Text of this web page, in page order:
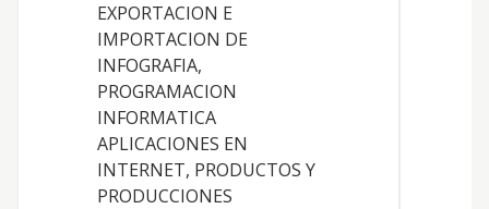
EXPORTACION E
IMPORTACION DE
INFOGRAFIA,
PROGRAMACION
INFORMATICA
APLICACIONES EN
INTERNET, PRODUCTOS Y
PRODUCCIONES